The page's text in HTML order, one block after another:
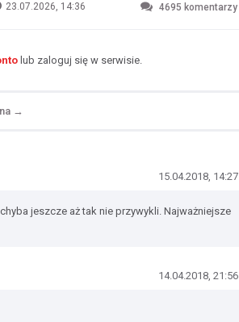
23.07.2026, 14:36 4695 komentarzy
lub zaloguj się w serwisie.
→
15.04.2018, 14:27
jeszcze aż tak nie przywykli. Najważniejsze
14.04.2018, 21:56